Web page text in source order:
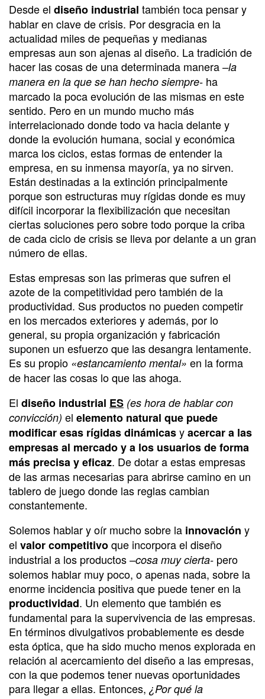
Desde el diseño industrial también toca pensar y
hablar en clave de crisis. Por desgracia en la
actualidad miles de pequeñas y medianas
empresas aun son ajenas al diseño. La tradición de
hacer las cosas de una determinada manera –la
manera en la que se han hecho siempre- ha
marcado la poca evolución de las mismas en este
sentido. Pero en un mundo mucho más
interrelacionado donde todo va hacia delante y
donde la evolución humana, social y económica
marca los ciclos, estas formas de entender la
empresa, en su inmensa mayoría, ya no sirven.
Están destinadas a la extinción principalmente
porque son estructuras muy rígidas donde es muy
difícil incorporar la flexibilización que necesitan
ciertas soluciones pero sobre todo porque la criba
de cada ciclo de crisis se lleva por delante a un gran
número de ellas.
Estas empresas son las primeras que sufren el
azote de la competitividad pero también de la
productividad. Sus productos no pueden competir
en los mercados exteriores y además, por lo
general, su propia organización y fabricación
suponen un esfuerzo que las desangra lentamente.
Es su propio «estancamiento mental» en la forma
de hacer las cosas lo que las ahoga.
El diseño industrial ES (es hora de hablar con
convicción) el elemento natural que puede
modificar esas rígidas dinámicasyacercar a las
empresas al mercado y a los usuarios de forma
más precisa y eficaz. De dotar a estas empresas
de las armas necesarias para abrirse camino en un
tablero de juego donde las reglas cambian
constantemente.
Solemos hablar y oír mucho sobre la innovación y
el valor competitivoque incorpora el diseño
industrial a los productos –cosa muy cierta- pero
solemos hablar muy poco, o apenas nada, sobre la
enorme incidencia positiva que puede tener en la
productividad. Un elemento que también es
fundamental para la supervivencia de las empresas.
En términos divulgativos probablemente es desde
esta óptica, que ha sido mucho menos explorada en
relación al acercamiento del diseño a las empresas,
con la que podemos tener nuevas oportunidades
para llegar a ellas. Entonces, ¿Por qué la